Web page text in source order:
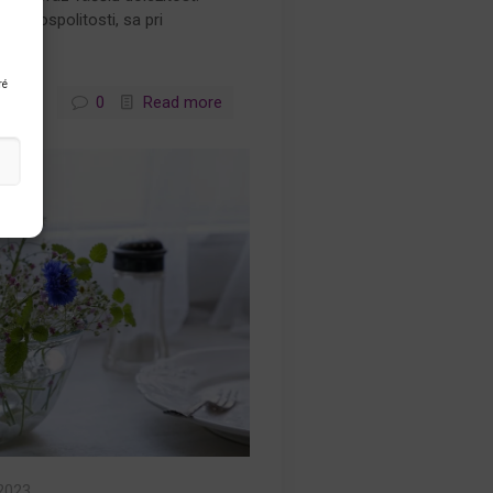
a pospolitosti, sa pri
0 Read more